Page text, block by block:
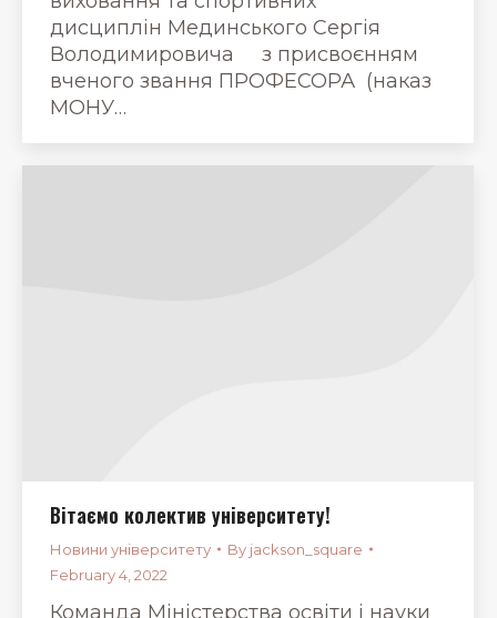
дисциплін Мединського Сергія
Володимировича з присвоєнням
вченого звання ПРОФЕСОРА (наказ
МОНУ…
Вітаємо колектив університету!
Новини університету By jackson_square
February 4, 2022
Команда Міністерства освіти і науки